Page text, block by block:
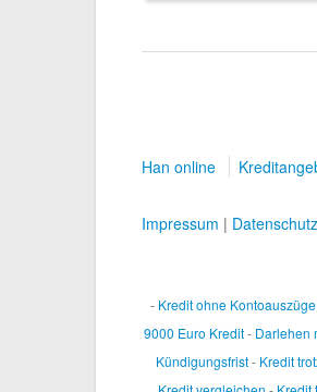
Han online
Impressum | Datenschutz
- Kredit ohne Kontoauszüge
9000 Euro Kredit- Darlehen
Kündigungsfrist- Kredit